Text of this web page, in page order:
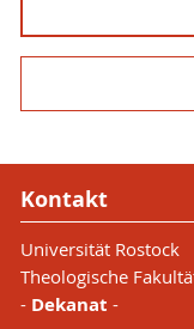
Kontakt
Universität Rostock
Theologische
- Dekanat -